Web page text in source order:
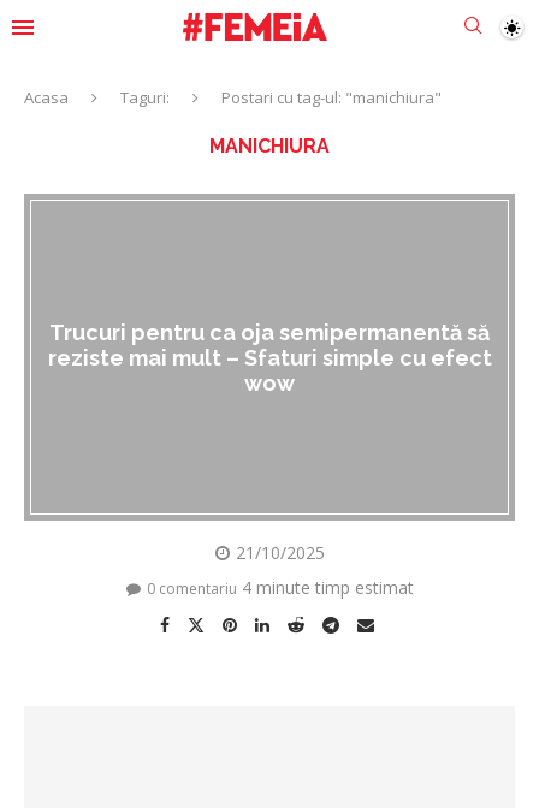
Acasa Taguri: Postari cu tag-ul: "manichiura"
MANICHIURA
Trucuri pentru ca oja semipermanentă să
reziste mai mult – Sfaturi simple cu efect
wow
21/10/2025
0 comentariu 4 minute timp estimat